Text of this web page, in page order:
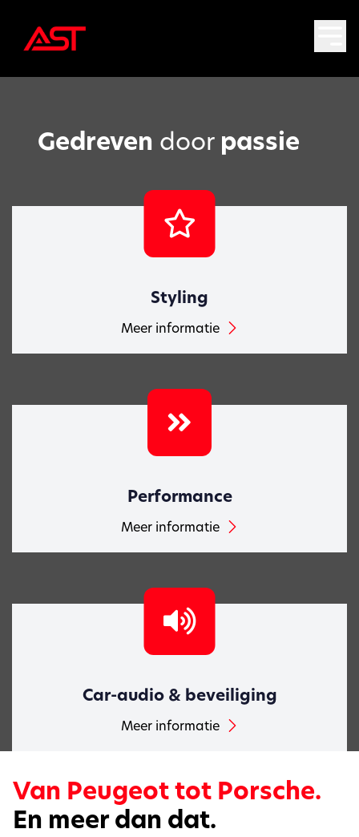
Gedreven door passie
Styling
Meer informatie
Performance
Meer informatie
Car-audio & beveiliging
Meer informatie
Van Peugeot tot Porsche.
En meer dan dat.